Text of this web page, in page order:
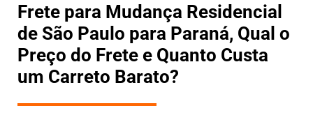
Frete para Mudança Residencial
de São Paulo para Paraná, Qual o
Preço do Frete e Quanto Custa
um Carreto Barato?